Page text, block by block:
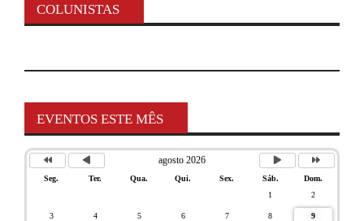
COLUNISTAS
EVENTOS ESTE MÊS
agosto 2026
Seg. Ter. Qua. Qui. Sex. Sáb.
Dom.
1
2
3 4 5 6 7 8 9